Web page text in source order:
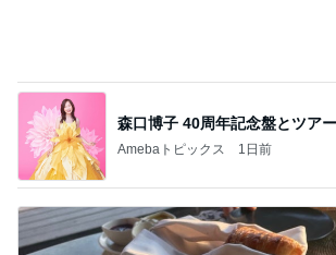
團十郎 夜ご飯まで予定なしの日